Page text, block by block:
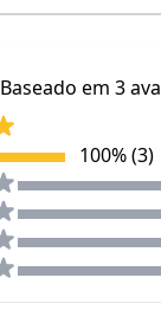
Baseado em 3
100% (3)